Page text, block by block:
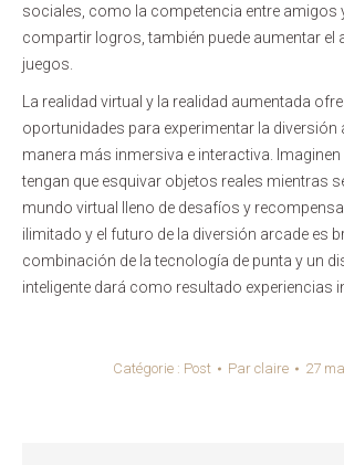
sociales, como la competencia entre amigos
compartir logros, también puede aumentar el
juegos.
La realidad virtual y la realidad aumentada
oportunidades para experimentar la diversión
manera más inmersiva e interactiva.
tengan que esquivar objetos reales mientras
mundo virtual lleno de desafíos y
ilimitado y el futuro de la diversión arcade es
combinación de la tecnología de punta y un
inteligente dará como resultado experiencias
Catégorie : Post Par claire 27